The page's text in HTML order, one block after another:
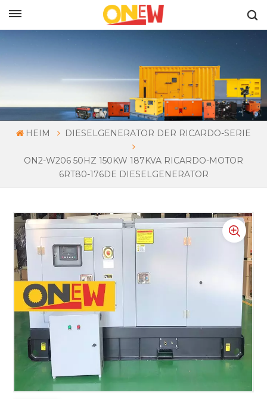
HEIM DIESELGENERATOR DER RICARDO-SERIE
ON2-W206 50HZ 150KW 187KVA RICARDO-MOTOR
6RT80-176DE DIESELGENERATOR